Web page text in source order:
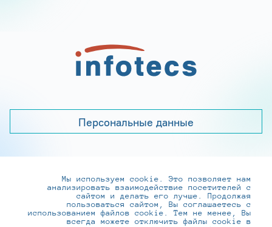
Персональные данные
+7 (495) 737-6192, 8-800-250-0-260
practice@infotecs.ru,hr@infotecs.ru
127273, г. Москва, Отрадная ул., 2Б строение 1
Мы используем cookie. Это позволяет нам
анализировать взаимодействие посетителей с
сайтом и делать его лучше. Продолжая
пользоваться сайтом, Вы соглашаетесь с
использованием файлов cookie. Тем не менее, Вы
всегда можете отключить файлы cookie в